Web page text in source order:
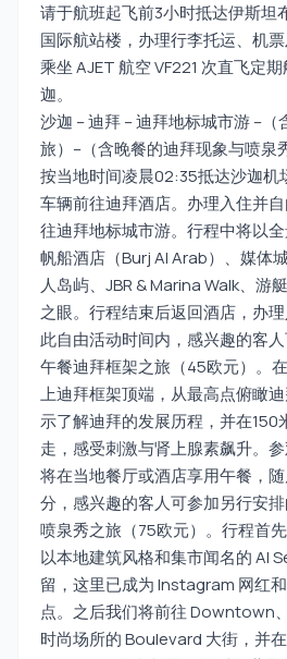
请于航班起飞前3小时抵达伊斯坦
国际航站楼，办理行李托运、机
乘坐 AJET 航空 VF221 次直飞定
迦。
沙迦 – 迪拜 – 迪拜地标城市游 –（
旅）–（含晚餐的迪拜现象与喷泉
按当地时间凌晨02:35抵达沙迦机
车辆前往迪拜酒店。办理入住并
往迪拜地标城市游。行程中将以全
帆船酒店（Burj Al Arab）、媒体
人岛屿、JBR & Marina Walk、游
之眼。行程结束后返回酒店，办
此自由活动时间内，感兴趣的客
午餐迪拜框架之旅（45欧元）。
上迪拜框架顶端，从最高点俯瞰
示了解迪拜的发展历程，并在150
走，感受刺激与肾上腺素飙升。
将在当地餐厅或酒店享用午餐，
分，感兴趣的客人可参加另行安
喷泉秀之旅（75欧元）。行程首
以本地建筑风格和集市闻名的 Al
留，这里已成为 Instagram 网红
点。之后我们将前往 Downtown
时尚场所的 Boulevard 大街，并